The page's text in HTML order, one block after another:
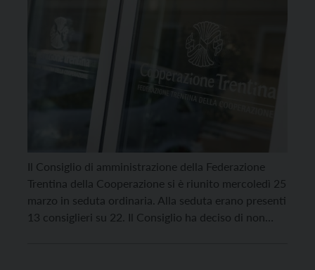
Il Consiglio di amministrazione della Federazione
Trentina della Cooperazione si è riunito mercoledì 25
marzo in seduta ordinaria. Alla seduta erano presenti
13 consiglieri su 22. Il Consiglio ha deciso di non